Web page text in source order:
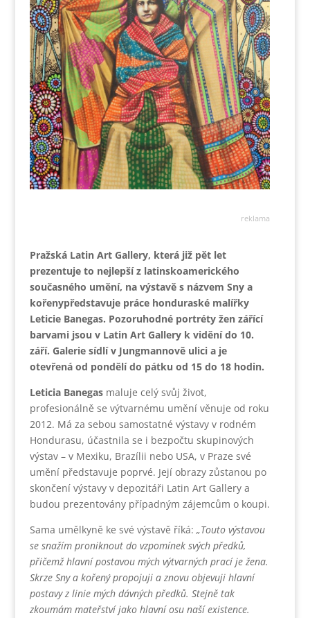
reklama
Pražská Latin Art Gallery, která již pět let
prezentuje to nejlepší z latinskoamerického
současného umění, na výstavě s názvem Sny a
kořenypředstavuje práce honduraské malířky
Leticie Banegas. Pozoruhodné portréty žen zářící
barvami jsou v Latin Art Gallery k vidění do 10.
září. Galerie sídlí v Jungmannově ulici a je
otevřená od pondělí do pátku od 15 do 18 hodin.
Leticia Banegas maluje celý svůj život,
profesionálně se výtvarnému umění věnuje od roku
2012. Má za sebou samostatné výstavy v rodném
Hondurasu, účastnila se i bezpočtu skupinových
výstav – v Mexiku, Brazílii nebo USA, v Praze své
umění představuje poprvé. Její obrazy zůstanou po
skončení výstavy v depozitáři Latin Art Gallery a
budou prezentovány případným zájemcům o koupi.
Sama umělkyně ke své výstavě říká: „Touto výstavou
se snažím proniknout do vzpomínek svých předků,
přičemž hlavní postavou mých výtvarných prací je žena.
Skrze ´Sny a kořeny´ propojuji a znovu objevuji hlavní
postavy z linie mých dávných předků. Stejně tak
zkoumám mateřství jako hlavní osu naší existence.